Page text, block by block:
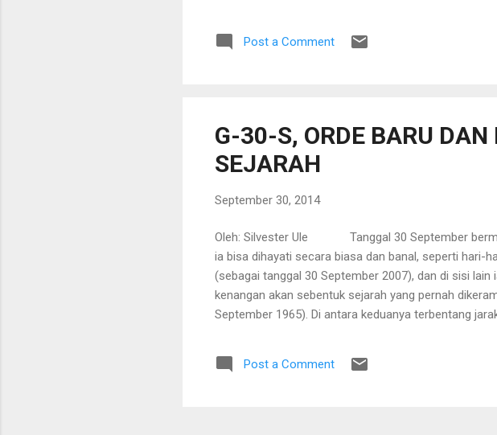
mempengaruhi berbagai aspek kemanusiaan.
mendalam dalam ajaran dan praktek jurnalistik.
Post a Comment
G-30-S, ORDE BARU
SEJARAH
September 30, 2014
Oleh: Silvester Ule Tanggal 30 September
ia bisa dihayati secara biasa dan banal, seperti hari-
(sebagai tanggal 30 September 2007), dan di sisi
kenangan akan sebentuk sejarah yang pernah
September 1965). Di antara keduanya terbentang
30-S/PKI dna peringatan kematian para pahlawan
gerakan pemberontakan berupa pembunuhan para
Post a Comment